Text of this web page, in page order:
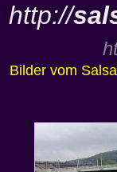
http://
Bilder vom